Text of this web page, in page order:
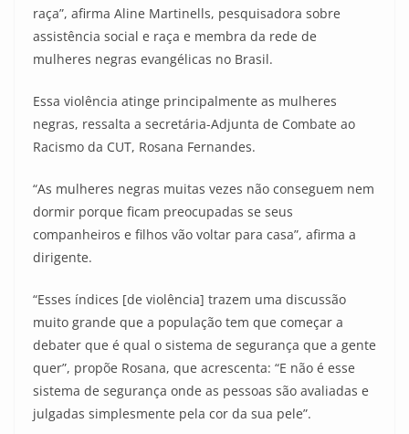
raça”, afirma Aline Martinells, pesquisadora sobre
assistência social e raça e membra da rede de
mulheres negras evangélicas no Brasil.
Essa violência atinge principalmente as mulheres
negras, ressalta a secretária-Adjunta de Combate ao
Racismo da CUT, Rosana Fernandes.
“As mulheres negras muitas vezes não conseguem nem
dormir porque ficam preocupadas se seus
companheiros e filhos vão voltar para casa”, afirma a
dirigente.
“Esses índices [de violência] trazem uma discussão
muito grande que a população tem que começar a
debater que é qual o sistema de segurança que a gente
quer”, propõe Rosana, que acrescenta: “E não é esse
sistema de segurança onde as pessoas são avaliadas e
julgadas simplesmente pela cor da sua pele”.